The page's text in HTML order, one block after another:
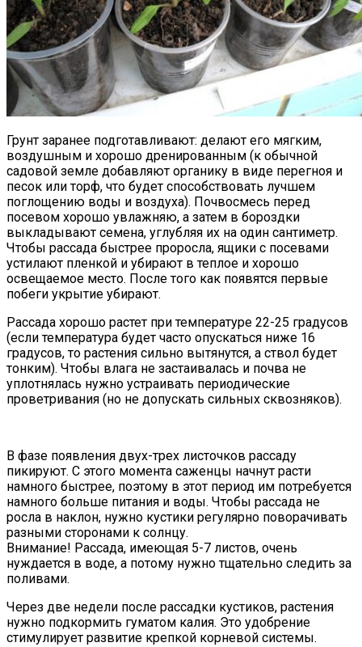
Грунт заранее подготавливают: делают его мягким,
воздушным и хорошо дренированным (к обычной
садовой земле добавляют органику в виде перегноя и
песок или торф, что будет способствовать лучшем
поглощению воды и воздуха). Почвосмесь перед
посевом хорошо увлажняю, а затем в бороздки
выкладывают семена, углубляя их на один сантиметр.
Чтобы рассада быстрее проросла, ящики с посевами
устилают пленкой и убирают в теплое и хорошо
освещаемое место. После того как появятся первые
побеги укрытие убирают.
Рассада хорошо растет при температуре 22-25 градусов
(если температура будет часто опускаться ниже 16
градусов, то растения сильно вытянутся, а ствол будет
тонким). Чтобы влага не застаивалась и почва не
уплотнялась нужно устраивать периодические
проветривания (но не допускать сильных сквозняков).
В фазе появления двух-трех листочков рассаду
пикируют. С этого момента саженцы начнут расти
намного быстрее, поэтому в этот период им потребуется
намного больше питания и воды. Чтобы рассада не
росла в наклон, нужно кустики регулярно поворачивать
разными сторонами к солнцу.
Внимание! Рассада, имеющая 5-7 листов, очень
нуждается в воде, а потому нужно тщательно следить за
поливами.
Через две недели после рассадки кустиков, растения
нужно подкормить гуматом калия. Это удобрение
стимулирует развитие крепкой корневой системы.